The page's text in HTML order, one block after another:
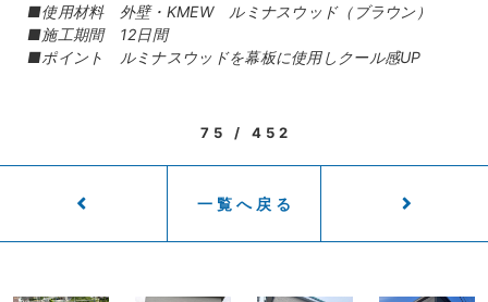
■使用材料 外壁・KMEW ルミナスウッド（ブラウン）
■施工期間 12日間
■ポイント ルミナスウッドを幕板に使用しクール感UP
75 / 452
一覧へ戻る